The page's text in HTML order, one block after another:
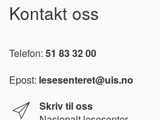
Kontakt oss
Telefon: 51 83 32 00
Epost: lesesenteret@uis.no
Skriv til oss